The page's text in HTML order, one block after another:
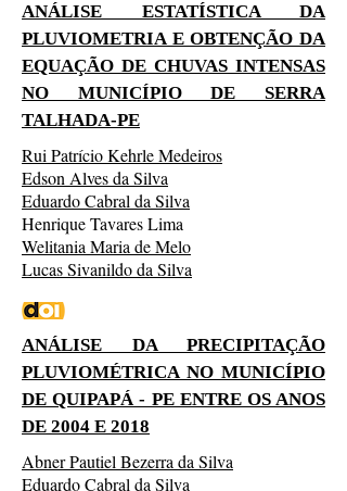
ANÁLISE ESTATÍSTICA DA
PLUVIOMETRIA E OBTENÇÃO DA
EQUAÇÃO DE CHUVAS INTENSAS
NO MUNICÍPIO DE SERRA
TALHADA-PE
Rui Patrício Kehrle Medeiros
Edson Alves da Silva
Eduardo Cabral da Silva
Henrique Tavares Lima
Welitania Maria de Melo
Lucas Sivanildo da Silva
ANÁLISE DA PRECIPITAÇÃO
PLUVIOMÉTRICA NO MUNICÍPIO
DE QUIPAPÁ - PE ENTRE OS ANOS
DE 2004 E 2018
Abner Pautiel Bezerra da Silva
Eduardo Cabral da Silva